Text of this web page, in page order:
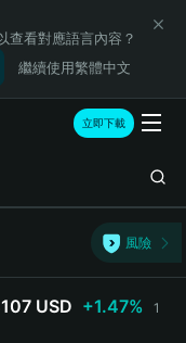
查看對應語言內容？
繼續使用繁體中文
立即下載
風險
USD +1.47%
1